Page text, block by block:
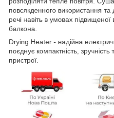
повсякденного використання
речі навіть в умовах підвищеної
балкона.
Drying Heater - надійна
поєднує компактність,
пристрої.